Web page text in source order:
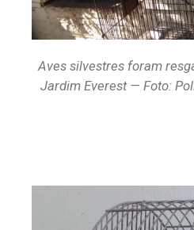
Aves silvestres foram
Jardim Everest — Foto: